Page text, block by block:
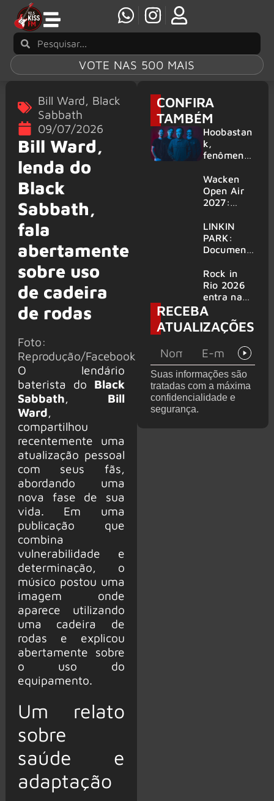
VOTE NAS 500 MAIS
Bill Ward, Black
Sabbath
09/07/2026
Bill Ward,
lenda do
Black
Sabbath,
fala
abertamente
sobre uso
de cadeira
de rodas
Foto:
Reprodução/Facebook
O lendário
baterista do Black
Sabbath, Bill
Ward,
compartilhou
recentemente uma
atualização pessoal
com seus fãs,
abordando uma
nova fase de sua
vida. Em uma
publicação que
combina
vulnerabilidade e
determinação, o
músico postou uma
imagem onde
aparece utilizando
uma cadeira de
rodas e explicou
abertamente sobre
o uso do
equipamento.
Um relato
sobre
saúde e
adaptação
CONFIRA
TAMBÉM
Hoobastan
k,
fenômeno
rock anos
2000,
volta ao
6 shows
Wacken
Open Air
2027:
amplia
line-up e
já
mais de 50
bandas
LINKIN
PARK:
Document
‘Unshatter’
e álbum ao
vivo são
anunciados
Rock in
Rio 2026
entra na
reta final
com
Cidade do
montagem
acelerada
e line-up
completo
confirmad
RECEBA
ATUALIZAÇÕES
Suas informações são
tratadas com a máxima
confidencialidade e
segurança.